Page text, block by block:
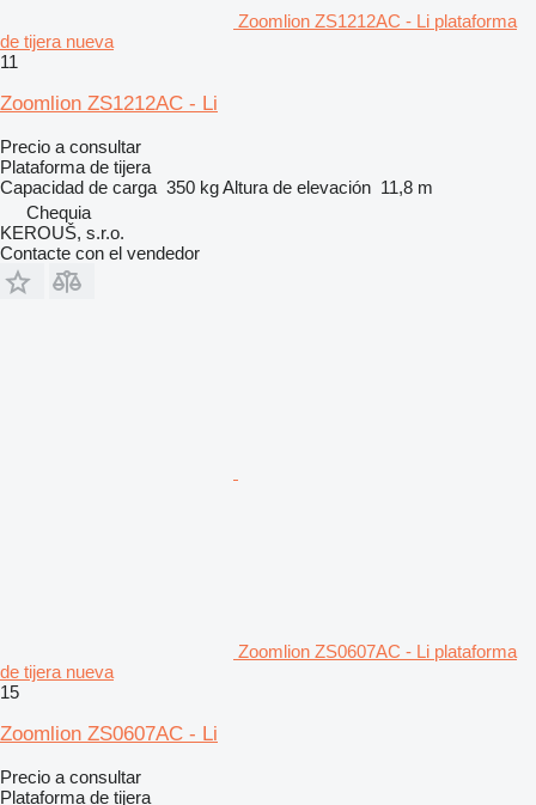
Zoomlion ZS1212AC - Li plataforma
de tijera nueva
11
Zoomlion ZS1212AC - Li
Precio a consultar
Plataforma de tijera
Capacidad de carga 350 kgAltura de elevación 11,8 m
Chequia
KEROUŠ, s.r.o.
Contacte con el vendedor
Zoomlion ZS0607AC - Li plataforma
de tijera nueva
15
Zoomlion ZS0607AC - Li
Precio a consultar
Plataforma de tijera